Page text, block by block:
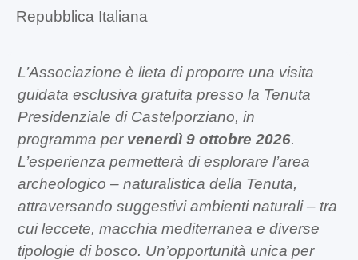
Repubblica Italiana
L’Associazione è lieta di proporre una visita
guidata esclusiva gratuita presso la Tenuta
Presidenziale di Castelporziano, in
programma pervenerdì 9 ottobre 2026.
L’esperienza permetterà di esplorare l’area
archeologico – naturalistica della Tenuta,
attraversando suggestivi ambienti naturali – tra
cui leccete, macchia mediterranea e diverse
tipologie di bosco. Un’opportunità unica per